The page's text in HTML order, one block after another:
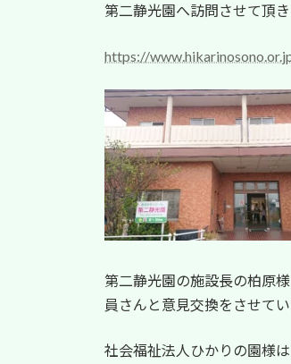
第二静光園へ訪問させて頂き
https://
第二静光園の施設長の柏原
員さんと意見交換をさせてい
社会福祉法人ひかりの園様